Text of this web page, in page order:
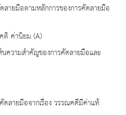
หลักการของการคัดลายมือ
ค่านิยม (A)
ญของการคัดลายมือและ
ดลายมือจากเรื่อง วรรณคดีมีค่าแท้